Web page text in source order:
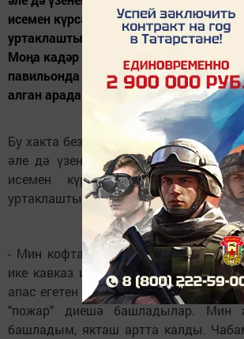
исемен күрсәтмәвен сорады.
уртаклашты. - Мин кофта киеп
Моңа кадәр ике кавказ ир-аты чабып
павильонда апас егетен күрдем. Аның
алган арада "пожар" диешә...
Бу хакта безгә шунда булган бер
әле дә үзенең шок хәлендә булуын
исемен күрсәтмәвен сорады.
уртаклашты.
- Мин кофта киеп карарга җыенган
ике кавказ ир-аты чабып үттеләр.
апас егетен күрдем. Аның белән
"пожар" диешә башладылар. Мин
башладым, якташ артта калды.